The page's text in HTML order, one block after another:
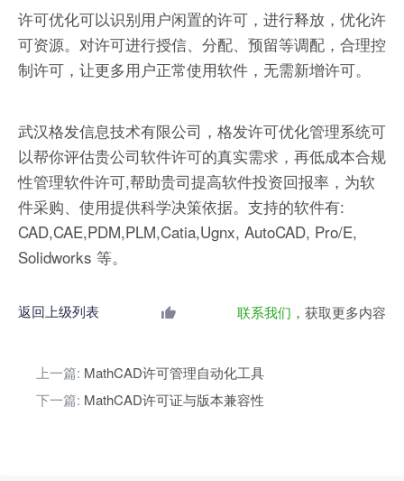
许可优化可以识别用户闲置的许可，进行释放，优化许
可资源。对许可进行授信、分配、预留等调配，合理控
制许可，让更多用户正常使用软件，无需新增许可。
武汉格发信息技术有限公司，格发许可优化管理系统可
以帮你评估贵公司软件许可的真实需求，再低成本合规
性管理软件许可,帮助贵司提高软件投资回报率，为软
件采购、使用提供科学决策依据。支持的软件有:
CAD,CAE,PDM,PLM,Catia,Ugnx, AutoCAD, Pro/E,
Solidworks 等。
返回上级列表 联系我们 ，获取更多内容
上一篇: MathCAD许可管理自动化工具
下一篇: MathCAD许可证与版本兼容性